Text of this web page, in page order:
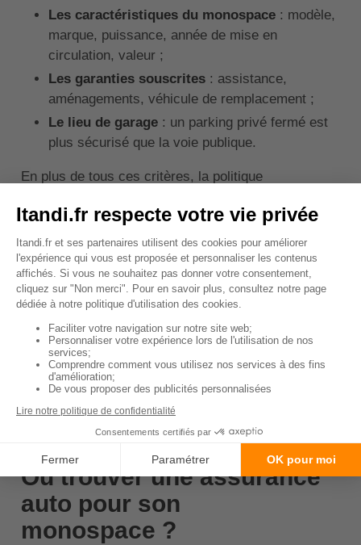
Les caractéristiques du monospace: modèle,
marque, puissance, année de mise en
circulation, valeur ;
Les garanties souscrites: assistance,
aménagements, véhicule de remplacement ;
Le lieu de garage: un parking privé fermé est
plus sécurisé que la voie publique.
En plus de tous ces critères, la politique
le calcul de la prime.
Le prix est donc extrêmement variable en fonction de
tous ces éléments. Bien qu'il soit difficile de donner
le prix de l'assurance pour un monospace, tant il y a
de modèles différents, sachez que cela peut aller de
300 € à 1 000 € par an. Il est possible que la prime
soit plus élevée si votre véhicule est neuf et que
vous souscrivez une formule tous risques avec
plusieurs garanties optionnelles.
Où trouver une assurance
auto pour son
monospace ?